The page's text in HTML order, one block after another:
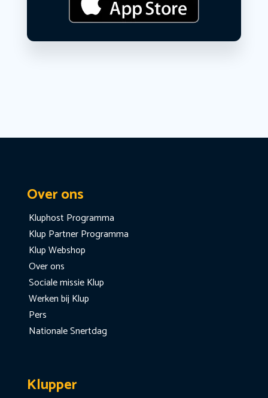
Over ons
Kluphost Programma
Klup Partner Programma
Klup Webshop
Over ons
Sociale missie Klup
Werken bij Klup
Pers
Nationale Snertdag
Klupper